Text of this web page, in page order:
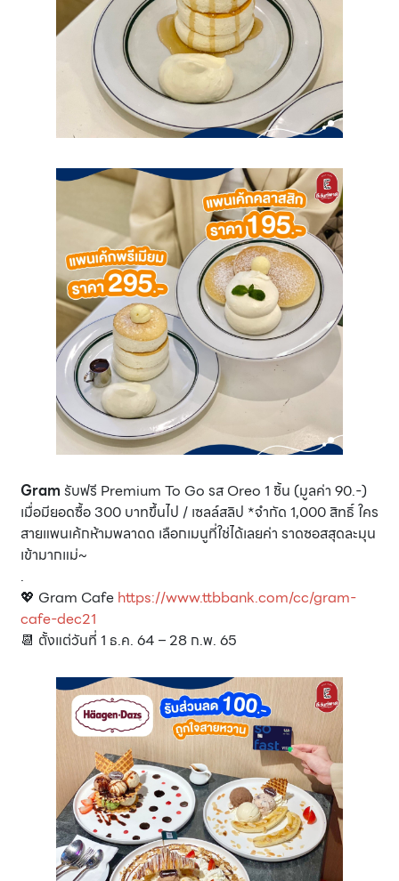
Gram รับฟรี Premium To Go รส Oreo 1 ชิ้น (มูลค่า 90.-)
เมื่อมียอดซื้อ 300 บาทขึ้นไป / เซลล์สลิป *จำกัด 1,000 สิทธิ์ ใคร
สายแพนเค้กห้ามพลาดด เลือกเมนูที่ใช่ได้เลยค่า ราดซอสสุดละมุน
เข้ามากแม่~
.
💖 Gram Cafe https://www.ttbbank.com/cc/gram-
cafe-dec21
📆 ตั้งแต่วันที่ 1 ธ.ค. 64 – 28 ก.พ. 65